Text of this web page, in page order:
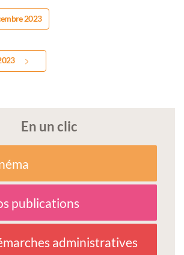
2023
En un clic
publications
administratives